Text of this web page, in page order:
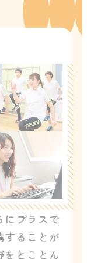
にプラスで
することが
をとことん